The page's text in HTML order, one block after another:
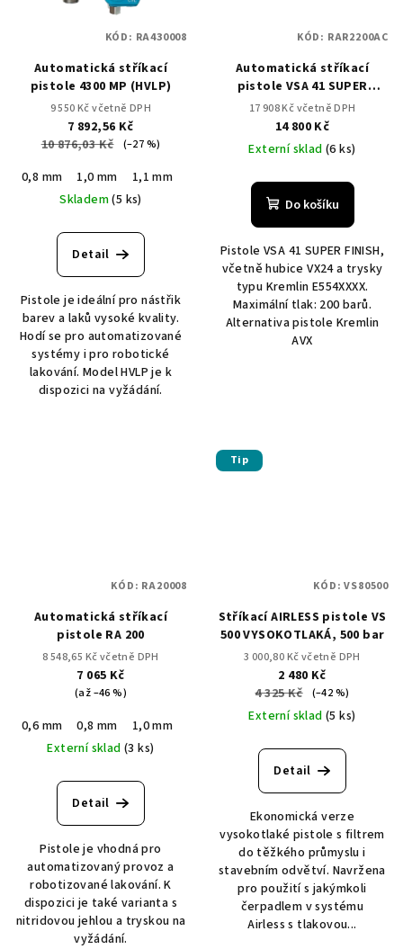
Automatická stříkací
pistole 4300 MP (HVLP)
9 550 Kč včetně DPH
7 892,56 Kč
10 876,03 Kč
(–27 %)
0,8 mm 1,0 mm 1,1 mm
Skladem(5 ks)
Detail
Pistole je ideální pro nástřik
barev a laků vysoké kvality.
Hodí se pro automatizované
systémy i pro robotické
lakování. Model HVLP je k
dispozici na vyžádání.
KÓD: RA430008
Automatická stříkací
pistole VSA 41 SUPER
FINISH AIRMIX
17 908 Kč včetně DPH
14 800 Kč
Externí sklad(6 ks)
Do košíku
Pistole VSA 41 SUPER FINISH,
včetně hubice VX24 a trysky
typu Kremlin E554XXXX.
Maximální tlak: 200 barů.
Alternativa pistole Kremlin
AVX
KÓD: RAR2200AC
Automatická stříkací
pistole RA 200
8 548,65 Kč včetně DPH
7 065 Kč
(až –46 %)
0,6 mm 0,8 mm 1,0 mm 1,5 mm 1,8 mm
2,0 mm
Externí sklad(3 ks)
Detail
Pistole je vhodná pro
automatizovaný provoz a
robotizované lakování. K
dispozici je také varianta s
nitridovou jehlou a tryskou na
vyžádání.
KÓD: RA20008
Tip
Stříkací AIRLESS pistole VS
500 VYSOKOTLAKÁ, 500 bar
3 000,80 Kč včetně DPH
2 480 Kč
4 325 Kč
(–42 %)
Externí sklad(5 ks)
Detail
Ekonomická verze
vysokotlaké pistole s filtrem
do těžkého průmyslu i
stavebním odvětví. Navržena
pro použití s jakýmkoli
čerpadlem v systému
Airless s tlakovou...
KÓD:VS80500